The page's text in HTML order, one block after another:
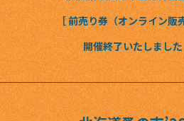
［ 前売り券（オンライン販
開催終了いたしました